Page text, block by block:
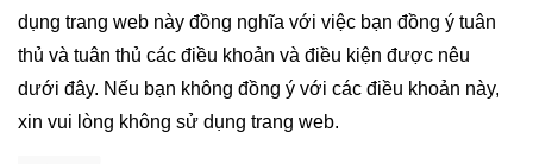
dụng trang web này đồng nghĩa với việc bạn đồng ý tuân
thủ và tuân thủ các điều khoản và điều kiện được nêu
dưới đây. Nếu bạn không đồng ý với các điều khoản này,
xin vui lòng không sử dụng trang web.